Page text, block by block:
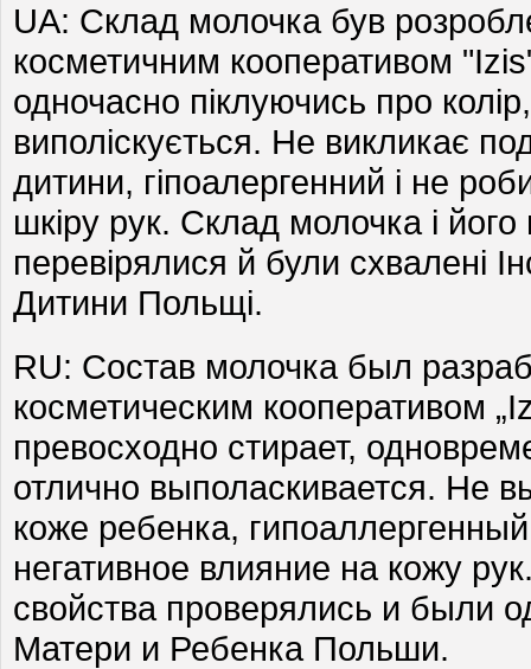
UA: Склад молочка був
косметичним кооперативом
одночасно піклуючись про колір,
виполіскується. Не викликає
дитини, гіпоалергенний і не
шкіру рук. Склад молочка і його
перевірялися й були схвалені
Дитини Польщі.
RU: Состав молочка был
косметическим кооперативом
превосходно стирает,
отлично выполаскивается. Не
коже ребенка,
негативное влияние на кожу
свойства проверялись и были
Матери и Ребенка Польши.